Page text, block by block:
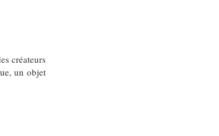
créateurs
un objet